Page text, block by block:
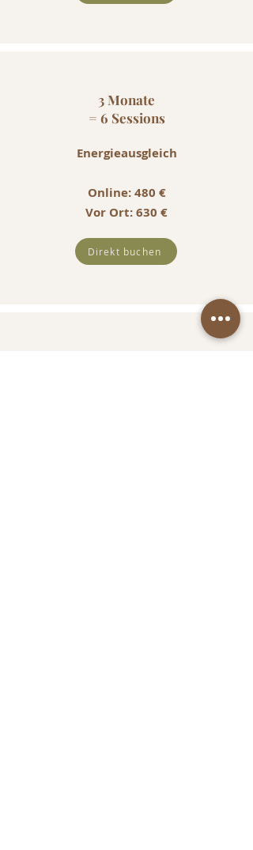
3 Monate
= 6 Sessions
Energieausgleich
Online: 480 €
Vor Ort: 630 €
Direkt buchen